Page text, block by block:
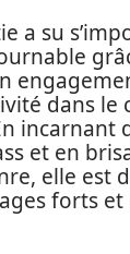
a su
dans le
incarnant
et en
elle est
forts et